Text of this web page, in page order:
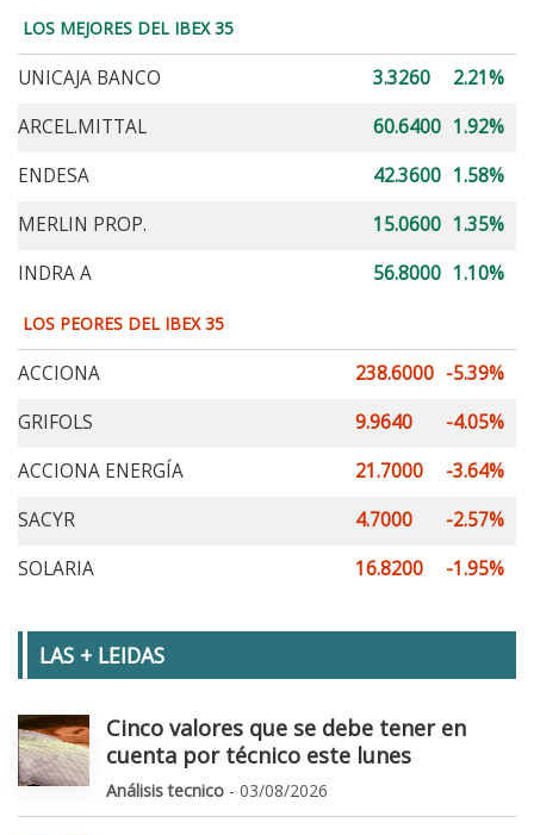
LOS MEJORES DEL IBEX 35
UNICAJA BANCO 3.3260
2.21%
ARCEL.MITTAL
60.6400 1.92%
ENDESA
42.3600 1.58%
MERLIN PROP.
15.0600 1.35%
INDRA A
56.8000 1.10%
LOS PEORES DEL IBEX 35
ACCIONA 238.6000 -5.39%
GRIFOLS
9.9640
-4.05%
ACCIONA ENERGÍA
21.7000
-3.64%
SACYR
4.7000
-2.57%
SOLARIA
16.8200 -1.95%
LAS + LEIDAS
Cinco valores que se debe tener en
cuenta por técnico este lunes
Análisis tecnico - 03/08/2026